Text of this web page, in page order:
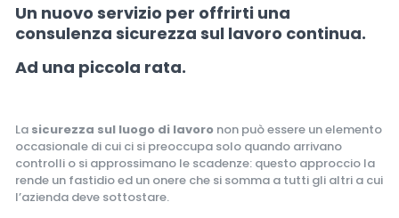
Un nuovo servizio per offrirti una
consulenza sicurezza sul lavoro continua.
Ad una piccola rata.
La sicurezza sul luogo di lavoro non può essere un elemento
occasionale di cui ci si preoccupa solo quando arrivano
controlli o si approssimano le scadenze: questo approccio la
rende un fastidio ed un onere che si somma a tutti gli altri a cui
l’azienda deve sottostare.